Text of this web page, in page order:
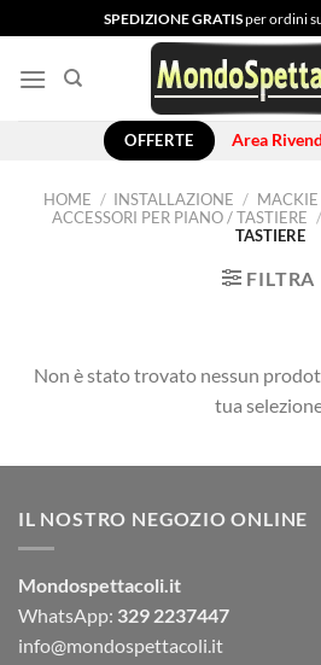
ai
contenuti
SPEDIZIONE GRATISper ordini
OFFERTE Area
HOME / INSTALLAZIONE /
ACCESSORI PER PIANO / TASTIERE /
TASTIERE
FILTRA
Non è stato trovato nessun
tua
IL NOSTRO NEGOZIO ONLINE
Mondospettacoli.it
WhatsApp: 329 2237447
info@mondospettacoli.it